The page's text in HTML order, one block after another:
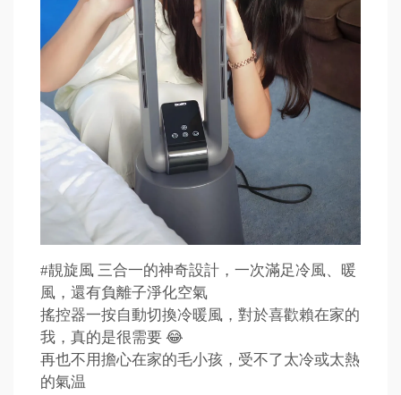
#靚旋風 三合一的神奇設計，一次滿足冷風、暖
風，還有負離子淨化空氣
搖控器一按自動切換冷暖風，對於喜歡賴在家的
我，真的是很需要 😂
再也不用擔心在家的毛小孩，受不了太冷或太熱
的氣温